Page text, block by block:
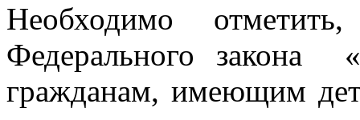
Необходимо
Федерального закона
гражданам, имеющим